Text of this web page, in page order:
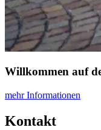
Willkommen auf
mehr Informationen
Kontakt